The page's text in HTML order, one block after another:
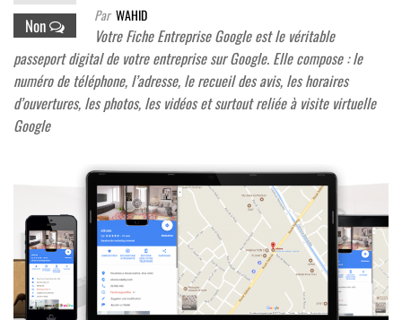
Non Par WAHID
Votre Fiche Entreprise Google est le véritable
passeport digital de votre entreprise sur Google. Elle compose : le
numéro de téléphone, l’adresse, le recueil des avis, les horaires
d’ouvertures, les photos, les vidéos et surtout reliée à visite virtuelle
Google